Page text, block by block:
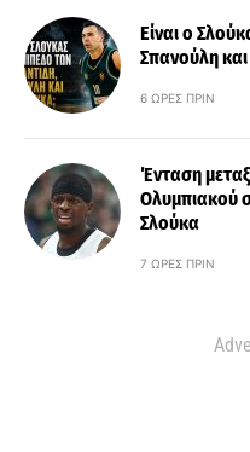
Είναι ο
Σπανούλη
6 ΏΡΕΣ ΠΡΙΝ
Ένταση
Ολυμπιακού
Σλούκα
7 ΏΡΕΣ ΠΡΙΝ